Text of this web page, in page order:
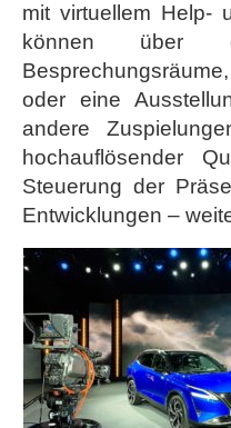
mit virtuellem Help-
können
oder eine
andere
hochauflösender
Steuerung der
Entwicklungen –